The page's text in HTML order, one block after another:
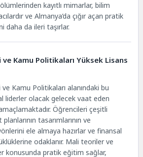
kayıtlı mimarlar, bilim
ve Almanya’da çığır açan pratik
daha da ileri taşırlar.
Kamu Politikaları Yüksek Lisans
Kamu Politikaları alanındaki bu
liderler olacak gelecek vaat eden
Öğrencileri çeşitli
tasarımlarının ve
ele almaya hazırlar ve finansal
odaklanır. Mali teoriler ve
konusunda pratik eğitim sağlar,